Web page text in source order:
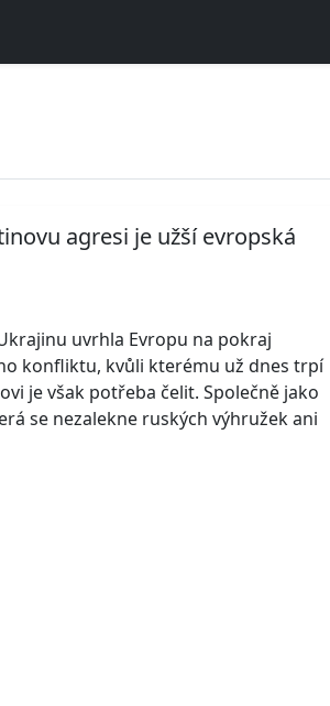
agresi je užší evropská
uvrhla Evropu na pokraj
konfliktu, kvůli kterému už dnes trpí
je však potřeba čelit. Společně jako
se nezalekne ruských výhružek ani